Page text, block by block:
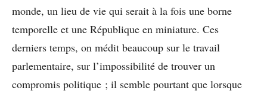
monde, un lieu de vie qui serait à la fois une borne
temporelle et une République en miniature. Ces
derniers temps, on médit beaucoup sur le travail
parlementaire, sur l’impossibilité de trouver un
compromis politique ; il semble pourtant que lorsque